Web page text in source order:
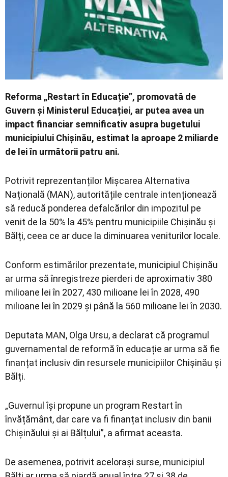
Reforma „Restart în Educație”, promovată de
Guvern și Ministerul Educației, ar putea avea un
impact financiar semnificativ asupra bugetului
municipiului Chișinău, estimat la aproape 2 miliarde
de lei în următorii patru ani.
Potrivit reprezentanților Mișcarea Alternativa
Națională (MAN), autoritățile centrale intenționează
să reducă ponderea defalcărilor din impozitul pe
venit de la 50% la 45% pentru municipiile Chișinău și
Bălți, ceea ce ar duce la diminuarea veniturilor locale.
Conform estimărilor prezentate, municipiul Chișinău
ar urma să înregistreze pierderi de aproximativ 380
milioane lei în 2027, 430 milioane lei în 2028, 490
milioane lei în 2029 și până la 560 milioane lei în 2030.
Deputata MAN, Olga Ursu, a declarat că programul
guvernamental de reformă în educație ar urma să fie
finanțat inclusiv din resursele municipiilor Chișinău și
Bălți.
„Guvernul își propune un program Restart în
învățământ, dar care va fi finanțat inclusiv din banii
Chișinăului și ai Bălțului”, a afirmat aceasta.
De asemenea, potrivit acelorași surse, municipiul